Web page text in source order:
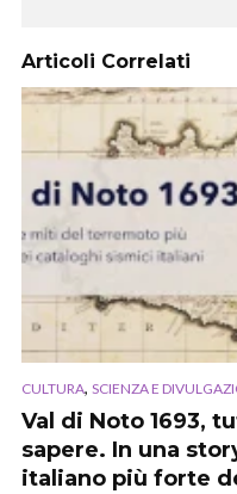
Articoli Correlati
CULTURA, SCIENZA E
Val di Noto 1693,
sapere. In una
italiano più forte